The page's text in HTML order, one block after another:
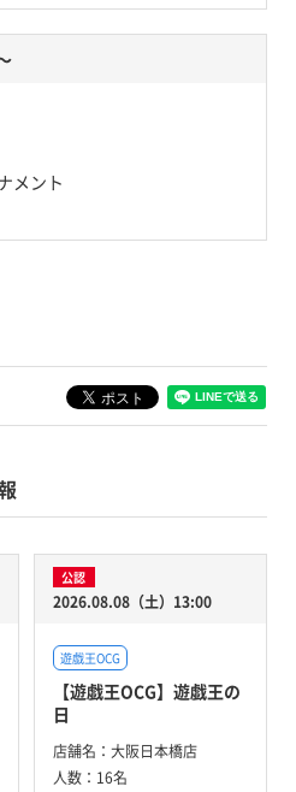
メント
公認
2026.08.08（土）13:00
遊戯王OCG
【遊戯王OCG】遊戯王の
日
店舗名： 大阪日本橋店
人数： 16名